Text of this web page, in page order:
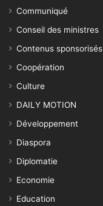
Communiqué
Conseil des ministres
Contenus sponsorisés
Coopération
Culture
DAILY MOTION
Développement
Diaspora
Diplomatie
Economie
Education